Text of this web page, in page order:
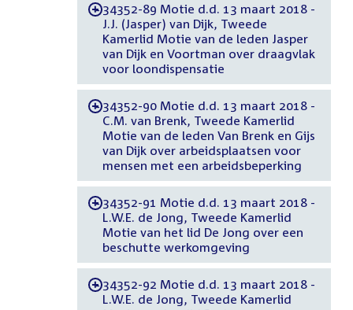
-34352-89 Motie d.d. 13 maart 2018 -
J.J. (Jasper) van Dijk, Tweede
Kamerlid Motie van de leden Jasper
van Dijk en Voortman over draagvlak
voor loondispensatie
-34352-90 Motie d.d. 13 maart 2018 -
C.M. van Brenk, Tweede Kamerlid
Motie van de leden Van Brenk en Gijs
van Dijk over arbeidsplaatsen voor
mensen met een arbeidsbeperking
-34352-91 Motie d.d. 13 maart 2018 -
L.W.E. de Jong, Tweede Kamerlid
Motie van het lid De Jong over een
beschutte werkomgeving
-34352-92 Motie d.d. 13 maart 2018 -
L.W.E. de Jong, Tweede Kamerlid